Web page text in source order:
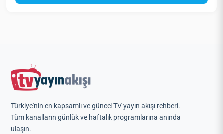
Türkiye'nin en kapsamlı ve güncel TV yayın akışı rehberi.
Tüm kanalların günlük ve haftalık programlarına anında
ulaşın.